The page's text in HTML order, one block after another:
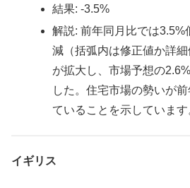
結果: -3.5%
解説: 前年同月比では3.5%
減（括弧内は修正値か詳
が拡大し、市場予想の
した。住宅市場の勢いが
ていることを示しています
イギリス